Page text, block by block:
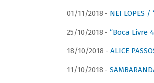
01/11/2018 - NEI LOPES
25/10/2018 - “Boca Livre
18/10/2018 - ALICE
11/10/2018 -